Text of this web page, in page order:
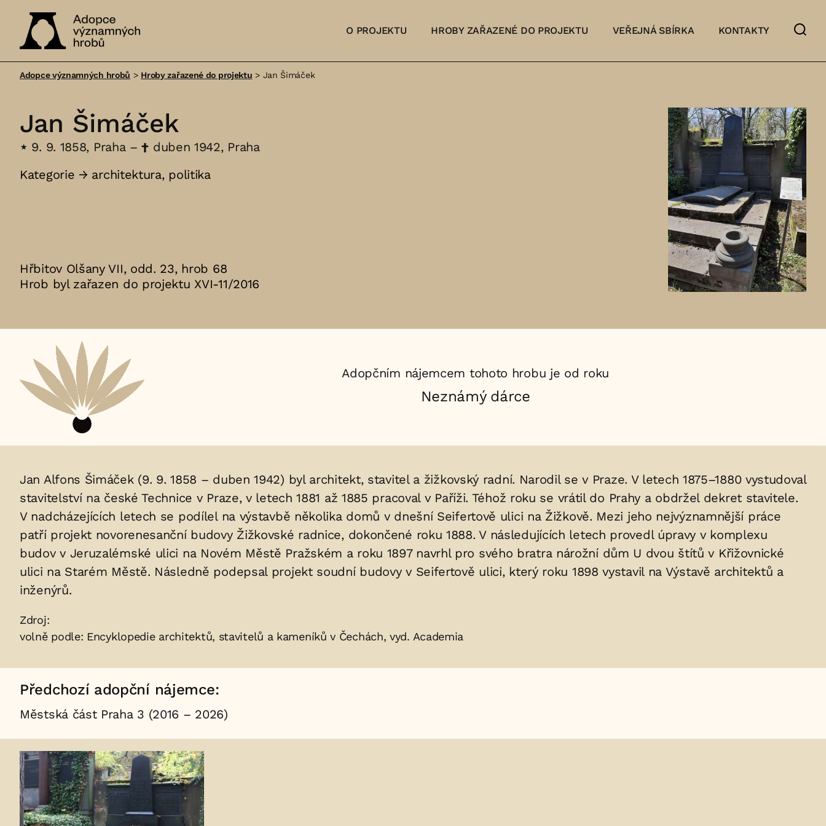
významných
O PROJEKTU HROBY ZAŘAZENÉ DO PROJEKTU VEŘEJNÁ SBÍRKA KONTAKTY
Adopce významných hrobů > Hroby zařazené do projektu > Jan Šimáček
Jan Šimáček
⋆ 9. 9. 1858, Praha –† duben 1942, Praha
Kategorie → architektura, politika
Hřbitov Olšany VII, odd. 23, hrob 68
Hrob byl zařazen do projektu XVI-11/2016
Aktuální
adopční
nájemce:
Adopčním nájemcem tohoto hrobu je od roku
Neznámý dárce
Životopis
osoby/osob
uložených
v
hrobu:
Jan Alfons Šimáček (9. 9. 1858 – duben 1942) byl architekt, stavitel a žižkovský radní. Narodil se v Praze. V letech 1875–1880 vystudoval
stavitelství na české Technice v Praze, v letech 1881 až 1885 pracoval v Paříži. Téhož roku se vrátil do Prahy a obdržel dekret stavitele.
V nadcházejících letech se podílel na výstavbě několika domů v dnešní Seifertově ulici na Žižkově. Mezi jeho nejvýznamnější práce
patří projekt novorenesanční budovy Žižkovské radnice, dokončené roku 1888. V následujících letech provedl úpravy v komplexu
budov v Jeruzalémské ulici na Novém Městě Pražském a roku 1897 navrhl pro svého bratra nárožní dům U dvou štítů v Křižovnické
ulici na Starém Městě. Následně podepsal projekt soudní budovy v Seifertově ulici, který roku 1898 vystavil na Výstavě architektů a
inženýrů.
Zdroje:
Zdroj:
volně podle: Encyklopedie architektů, stavitelů a kameníků v Čechách, vyd. Academia
Předchozí adopční nájemce:
Městská část Praha 3 (2016 – 2026)
Fotogalerie: